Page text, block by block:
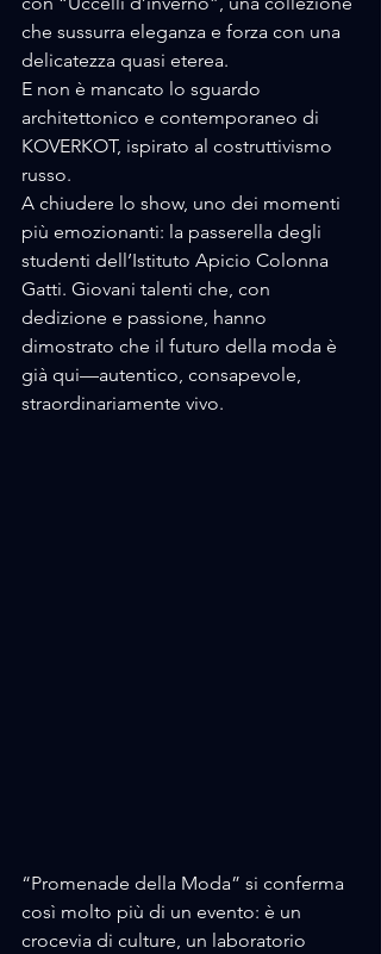
che sussurra eleganza e forza con una
delicatezza quasi eterea.
E non è mancato lo sguardo
architettonico e contemporaneo di
KOVERKOT, ispirato al costruttivismo
russo.
A chiudere lo show, uno dei momenti
più emozionanti: la passerella degli
studenti dell’Istituto Apicio Colonna
Gatti. Giovani talenti che, con
dedizione e passione, hanno
dimostrato che il futuro della moda è
già qui—autentico, consapevole,
straordinariamente vivo.
“Promenade della Moda” si conferma
così molto più di un evento: è un
crocevia di culture, un laboratorio